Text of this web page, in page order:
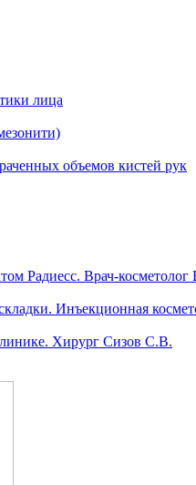
лица
объемов кистей рук
Радиесс. Врач-
Инъекционная
Хирург Сизов С.В.